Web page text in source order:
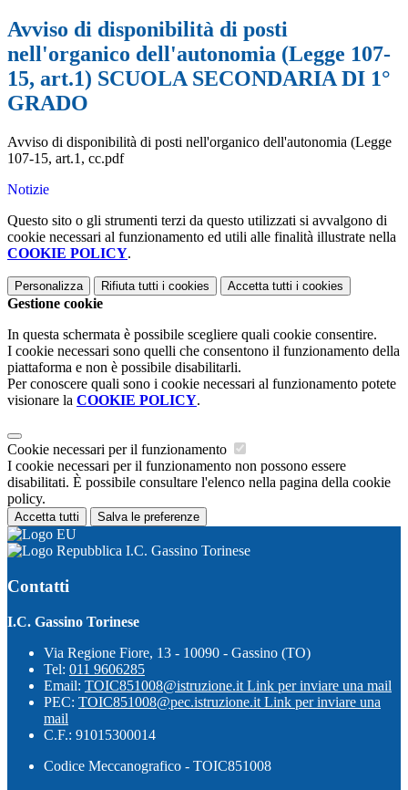
Avviso di disponibilità di posti
nell'organico dell'autonomia (Legge 107-
15, art.1) SCUOLA SECONDARIA DI 1°
GRADO
Avviso di disponibilità di posti nell'organico dell'autonomia (Legge
107-15, art.1, cc.pdf
Notizie
Questo sito o gli strumenti terzi da questo utilizzati si avvalgono di
cookie necessari al funzionamento ed utili alle finalità illustrate nella
COOKIE POLICY.
Personalizza Rifiuta tutti i cookies Accetta tutti i cookies
Gestione cookie
In questa schermata è possibile scegliere quali cookie consentire.
I cookie necessari sono quelli che consentono il funzionamento della
piattaforma e non è possibile disabilitarli.
Per conoscere quali sono i cookie necessari al funzionamento potete
visionare la COOKIE POLICY.
Cookie necessari per il funzionamento
I cookie necessari per il funzionamento non possono essere
disabilitati. È possibile consultare l'elenco nella pagina della cookie
policy.
Accetta tutti Salva le preferenze
I.C. Gassino Torinese
Contatti
I.C. Gassino Torinese
Via Regione Fiore, 13 - 10090 - Gassino (TO)
Tel: 011 9606285
Email: TOIC851008@istruzione.it Link per inviare una mail
PEC: TOIC851008@pec.istruzione.it Link per inviare una
mail
C.F.: 91015300014
Codice Meccanografico - TOIC851008